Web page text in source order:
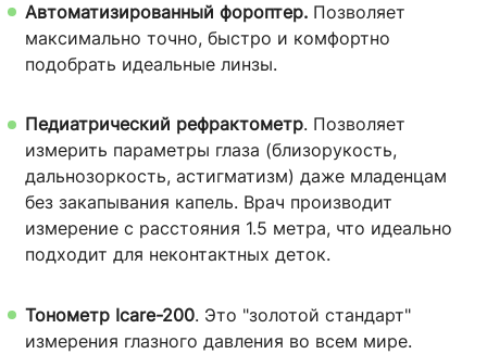
Автоматизированный фороптер. Позволяет
максимально точно, быстро и комфортно
подобрать идеальные линзы.
Педиатрический рефрактометр. Позволяет
измерить параметры глаза (близорукость,
дальнозоркость, астигматизм) даже младенцам
без закапывания капель. Врач производит
измерение с расстояния 1.5 метра, что идеально
подходит для неконтактных деток.
Тонометр Icare-200. Это "золотой стандарт"
измерения глазного давления во всем мире.